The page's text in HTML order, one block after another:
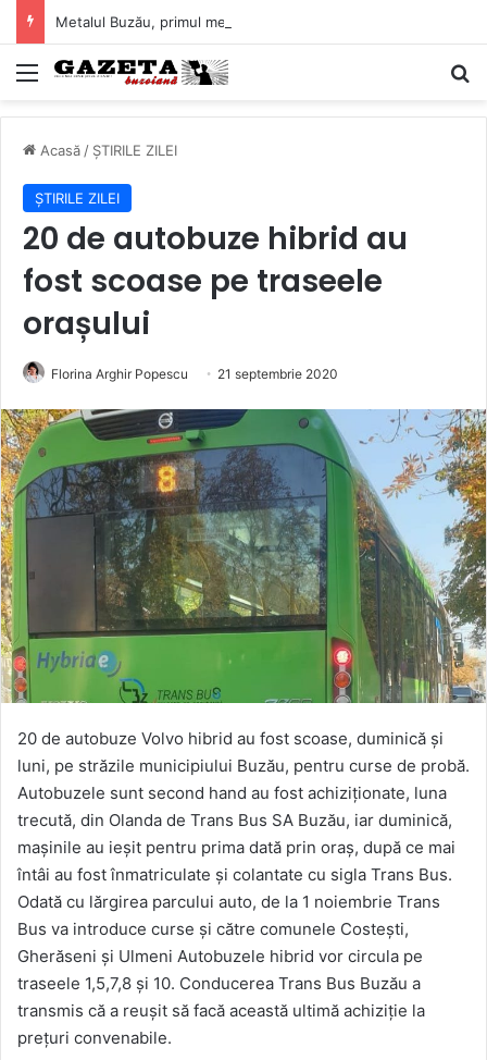
Mediu
Acasă / ȘTIRILE ZILEI
ȘTIRILE ZILEI
20 de autobuze hibrid au
fost scoase pe traseele
orașului
Florina Arghir Popescu 21 septembrie 2020
20 de autobuze Volvo hibrid au fost scoase, duminică și
luni, pe străzile municipiului Buzău, pentru curse de probă.
Autobuzele sunt second hand au fost achiziţionate, luna
trecută, din Olanda de Trans Bus SA Buzău, iar duminică,
maşinile au ieşit pentru prima dată prin oraş, după ce mai
întâi au fost înmatriculate şi colantate cu sigla Trans Bus.
Odată cu lărgirea parcului auto, de la 1 noiembrie Trans
Bus va introduce curse şi către comunele Costeşti,
Gherăseni şi Ulmeni Autobuzele hibrid vor circula pe
traseele 1,5,7,8 şi 10. Conducerea Trans Bus Buzău a
transmis că a reușit să facă această ultimă achiziție la
prețuri convenabile.